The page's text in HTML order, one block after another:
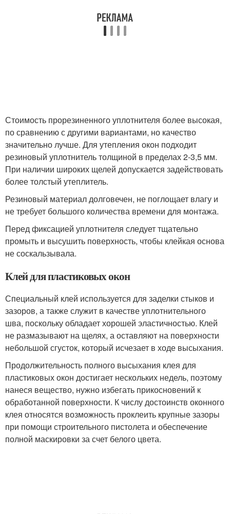
Стоимость прорезиненного уплотнителя более высокая,
по сравнению с другими вариантами, но качество
значительно лучше. Для утепления окон подходит
резиновый уплотнитель толщиной в пределах 2-3,5 мм.
При наличии широких щелей допускается задействовать
более толстый утеплитель.
Резиновый материал долговечен, не поглощает влагу и
не требует большого количества времени для монтажа.
Перед фиксацией уплотнителя следует тщательно
промыть и высушить поверхность, чтобы клейкая основа
не соскальзывала.
Клей для пластиковых окон
Специальный клей используется для заделки стыков и
зазоров, а также служит в качестве уплотнительного
шва, поскольку обладает хорошей эластичностью. Клей
не размазывают на щелях, а оставляют на поверхности
небольшой сгусток, который исчезает в ходе высыхания.
Продолжительность полного высыхания клея для
пластиковых окон достигает нескольких недель, поэтому
нанеся вещество, нужно избегать прикосновений к
обработанной поверхности. К числу достоинств оконного
клея относятся возможность проклеить крупные зазоры
при помощи строительного пистолета и обеспечение
полной маскировки за счет белого цвета.